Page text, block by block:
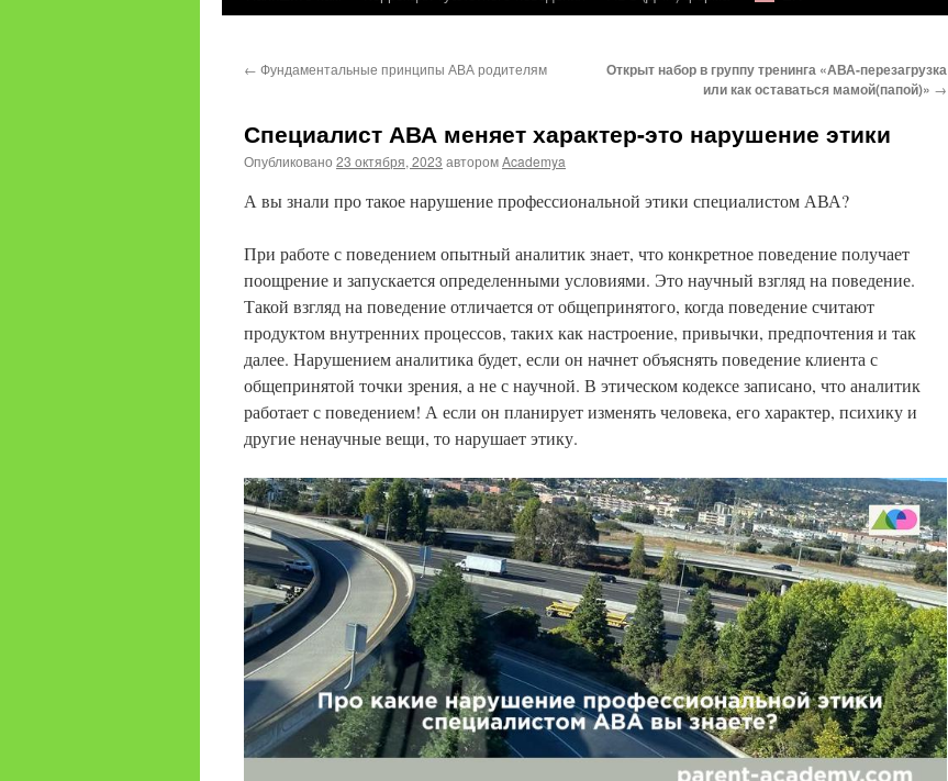
← Фундаментальные принципы АВА родителям
Открыт набор в группу тренинга «АВА-перезагрузка
или как оставаться мамой(папой)» →
Специалист АВА меняет характер-это нарушение этики
Опубликовано 23 октября, 2023 авторомAcademya
А вы знали про такое нарушение профессиональной этики специалистом АВА?
При работе с поведением опытный аналитик знает, что конкретное поведение получает
поощрение и запускается определенными условиями. Это научный взгляд на поведение.
Такой взгляд на поведение отличается от общепринятого, когда поведение считают
продуктом внутренних процессов, таких как настроение, привычки, предпочтения и так
далее. Нарушением аналитика будет, если он начнет объяснять поведение клиента с
общепринятой точки зрения, а не с научной. В этическом кодексе записано, что аналитик
работает с поведением! А если он планирует изменять человека, его характер, психику и
другие ненаучные вещи, то нарушает этику.